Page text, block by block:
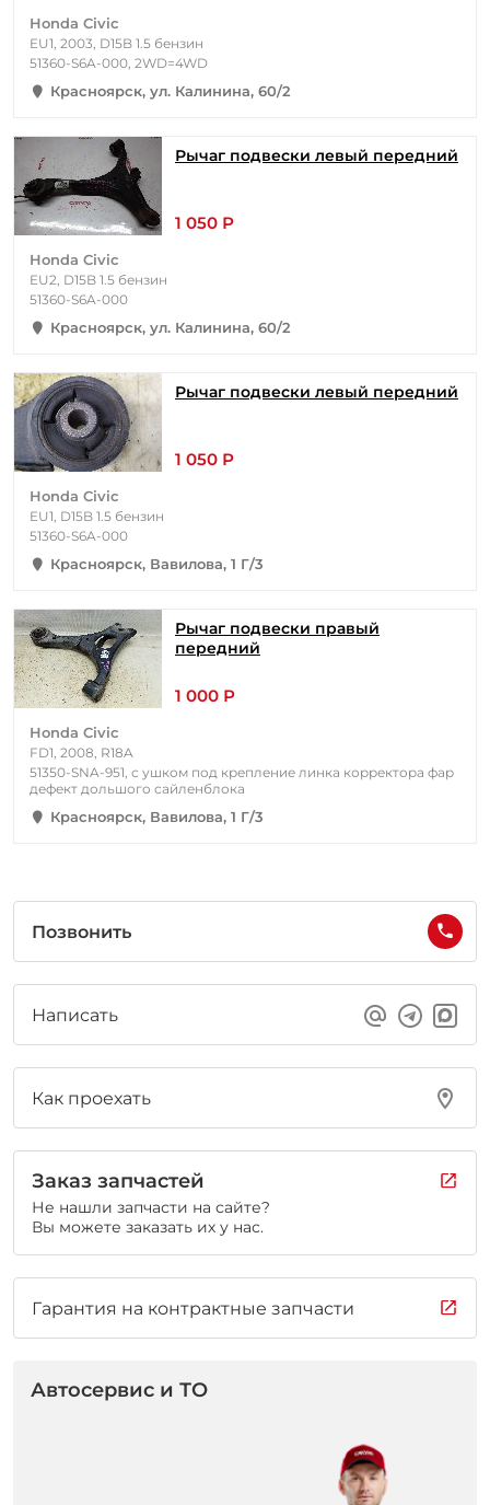
Honda Civic
EU1, 2003, D15B 1.5 бензин
51360-S6A-000, 2WD=4WD
Красноярск, ул. Калинина, 60/2
Рычаг подвески левый передний
1 050 Р
Honda Civic
EU2, D15B 1.5 бензин
51360-S6A-000
Красноярск, ул. Калинина, 60/2
Рычаг подвески левый передний
1 050 Р
Honda Civic
EU1, D15B 1.5 бензин
51360-S6A-000
Красноярск, Вавилова, 1 Г/3
Рычаг подвески правый
передний
1 000 Р
Honda Civic
FD1, 2008, R18A
51350-SNA-951, с ушком под крепление линка корректора фар
дефект дольшого сайленблока
Красноярск, Вавилова, 1 Г/3
Позвонить
Написать
Как проехать
Заказ запчастей
Не нашли запчасти на сайте?
Вы можете заказать их у нас.
Гарантия на контрактные запчасти
Автосервис и ТО